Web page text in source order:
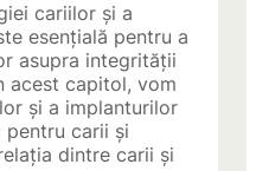
cariilor și a
esențială pentru a
asupra integrității
acest capitol, vom
și a implanturilor
carii și
dintre carii și